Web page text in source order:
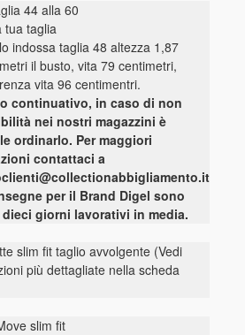
44 alla 60
tua taglia
indossa taglia 48 altezza 1,87
il busto, vita 79 centimetri,
vita 96 centimentri.
continuativo, in caso di non
nei nostri magazzini è
ordinarlo. Per maggiori
contattaci a
per il Brand Digel sono
dieci giorni lavorativi in media.
slim fit taglio avvolgente (Vedi
più dettagliate nella scheda
slim fit